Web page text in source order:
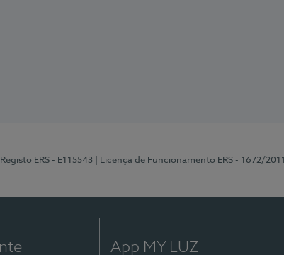
| Registo ERS - E115543 | Licença de Funcionamento ERS - 1672/2011
App MY LUZ